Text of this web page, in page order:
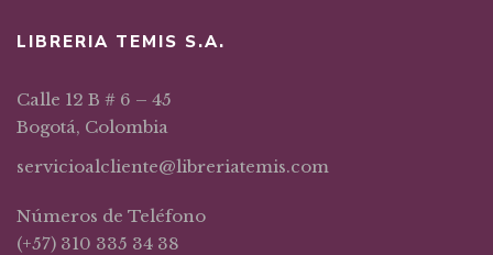
LIBRERIA TEMIS S.A.
Calle 12 B # 6 – 45
Bogotá, Colombia
servicioalcliente@libreriatemis.com
Números de Teléfono
(+57) 310 335 34 38